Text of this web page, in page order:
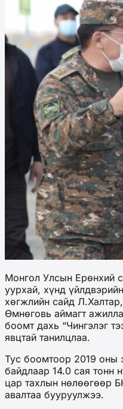
Монгол Улсын Ерөнхий
уурхай, хүнд
хөгжлийн сайд
Өмнөговь аймагт
боомт дахь “Чингэлэг
явцтай танилцлаа.
Тус боомтоор 2019 оны
байдлаар 14.0 сая тонн
цар тахлын нөлөөгөөр
авалтаа бууруулжээ.